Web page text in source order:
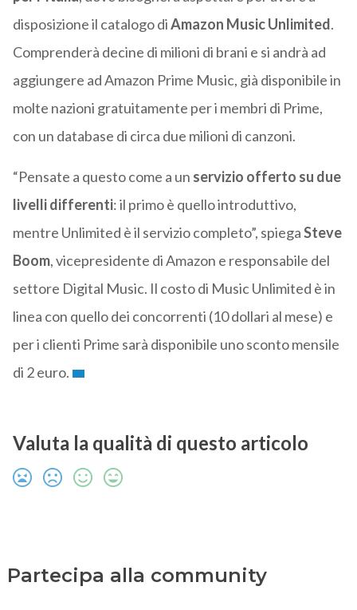
disposizione il catalogo diAmazon Music Unlimited.
Comprenderà decine di milioni di brani e si andrà ad
aggiungere ad Amazon Prime Music, già disponibile in
molte nazioni gratuitamente per i membri di Prime,
con un database di circa due milioni di canzoni.
“Pensate a questo come a un servizio offerto su due
livelli differenti: il primo è quello introduttivo,
mentre Unlimited è il servizio completo”, spiegaSteve
Boom, vicepresidente di Amazon e responsabile del
settore Digital Music. Il costo di Music Unlimited è in
linea con quello dei concorrenti (10 dollari al mese) e
per i clienti Prime sarà disponibile uno sconto mensile
di 2 euro.
Valuta la qualità di questo articolo
Partecipa alla community